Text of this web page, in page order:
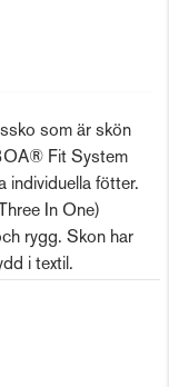
som är skön
Fit System
individuella fötter.
In One)
rygg. Skon har
i textil.